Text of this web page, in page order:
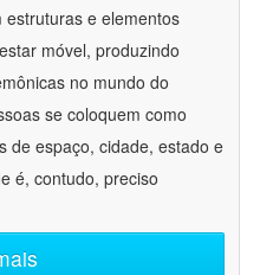
estruturas e elementos
móvel, produzindo
no mundo do
se coloquem como
de espaço, cidade, estado e
é, contudo, preciso